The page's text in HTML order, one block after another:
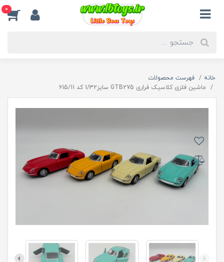
0
خانه
فهرست محصولات
ماشین فلزی کلاسیک فراری GTB275 سایز1/32 کد 615/11